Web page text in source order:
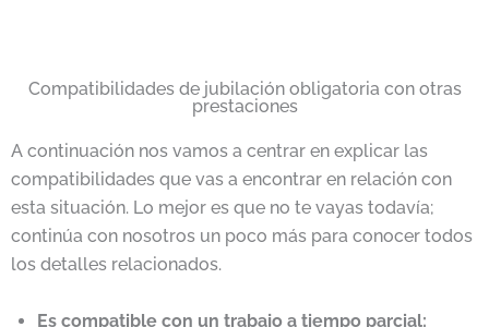
Compatibilidades de jubilación obligatoria con otras
prestaciones
A continuación nos vamos a centrar en explicar las
compatibilidades que vas a encontrar en relación con
esta situación. Lo mejor es que no te vayas todavía;
continúa con nosotros un poco más para conocer todos
los detalles relacionados.
Es compatible con un trabajo a tiempo parcial: